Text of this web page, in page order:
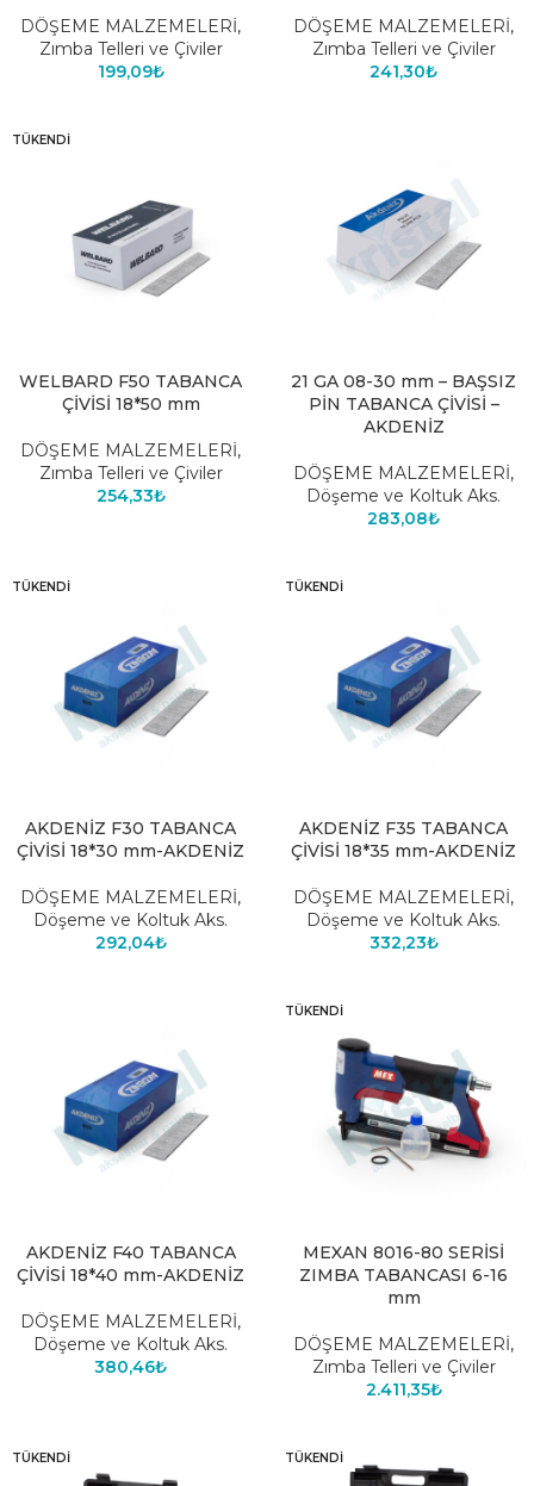
DÖŞEME MALZEMELERİ,
Zımba Telleri ve Çiviler
199,09₺
DÖŞEME MALZEMELERİ,
Zımba Telleri ve Çiviler
241,30₺
TÜKENDI
WELBARD F50 TABANCA
ÇİVİSİ 18*50 mm
DÖŞEME MALZEMELERİ,
Zımba Telleri ve Çiviler
254,33₺
21 GA 08-30 mm – BAŞSIZ
PİN TABANCA ÇİVİSİ –
AKDENİZ
DÖŞEME MALZEMELERİ,
Döşeme ve Koltuk Aks.
283,08₺
TÜKENDI
AKDENİZ F30 TABANCA
ÇİVİSİ 18*30 mm-AKDENİZ
DÖŞEME MALZEMELERİ,
Döşeme ve Koltuk Aks.
292,04₺
TÜKENDI
AKDENİZ F35 TABANCA
ÇİVİSİ 18*35 mm-AKDENİZ
DÖŞEME MALZEMELERİ,
Döşeme ve Koltuk Aks.
332,23₺
AKDENİZ F40 TABANCA
ÇİVİSİ 18*40 mm-AKDENİZ
DÖŞEME MALZEMELERİ,
Döşeme ve Koltuk Aks.
380,46₺
TÜKENDI
MEXAN 8016-80 SERİSİ
ZIMBA TABANCASI 6-16
mm
DÖŞEME MALZEMELERİ,
Zımba Telleri ve Çiviler
2.411,35₺
TÜKENDI TÜKENDI